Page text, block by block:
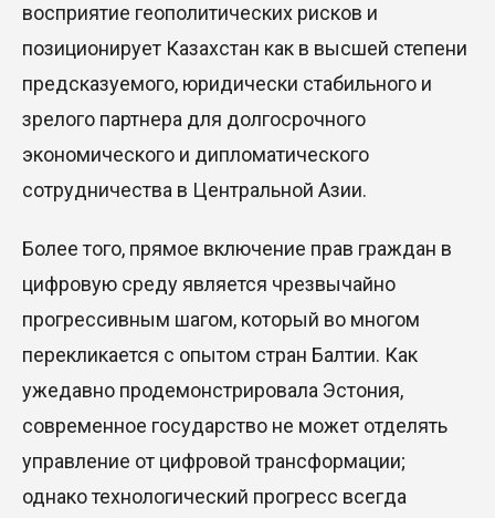
восприятие геополитических рисков и
позиционирует Казахстан как в высшей степени
предсказуемого, юридически стабильного и
зрелого партнера для долгосрочного
экономического и дипломатического
сотрудничества в Центральной Азии.
Более того, прямое включение прав граждан в
цифровую среду является чрезвычайно
прогрессивным шагом, который во многом
перекликается с опытом стран Балтии. Как
ужедавно продемонстрировала Эстония,
современное государство не может отделять
управление от цифровой трансформации;
однако технологический прогресс всегда